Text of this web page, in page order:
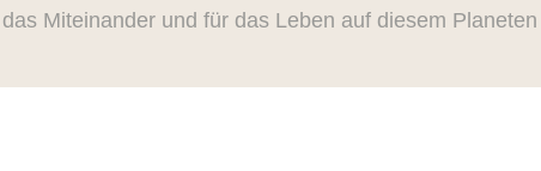
Miteinander und für das Leben auf diesem